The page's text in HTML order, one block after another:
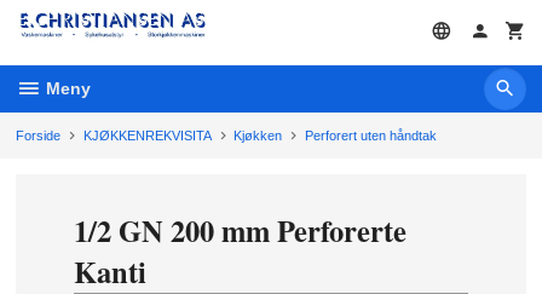
Gå
innholdet
Meny
Forside KJØKKENREKVISITA Kjøkken Perforert uten håndtak
1/2 GN 200 mm Perforerte
Kanti